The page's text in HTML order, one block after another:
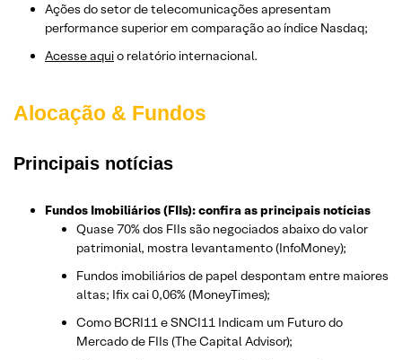
Ações do setor de telecomunicações apresentam
performance superior em comparação ao índice Nasdaq;
Acesse aquio relatório internacional.
Alocação & Fundos
Principais notícias
Fundos Imobiliários (FIIs): confira as principais notícias
Quase 70% dos FIIs são negociados abaixo do valor
patrimonial, mostra levantamento (InfoMoney);
Fundos imobiliários de papel despontam entre maiores
altas; Ifix cai 0,06% (MoneyTimes);
Como BCRI11 e SNCI11 Indicam um Futuro do
Mercado de FIIs (The Capital Advisor);